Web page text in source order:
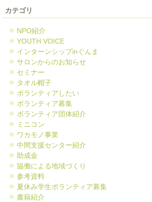
カテゴリ
NPO紹介
YOUTH VOICE
インターンシップinぐんま
サロンからのお知らせ
セミナー
タオル帽子
ボランティアしたい
ボランティア募集
ボランティア団体紹介
ミニコン
ワカモノ事業
中間支援センター紹介
助成金
協働による地域づくり
参考資料
夏休み学生ボランティア募集
書籍紹介